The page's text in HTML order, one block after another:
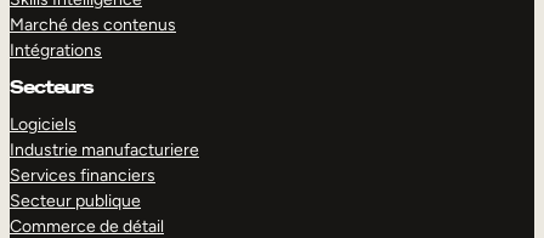
Marché des contenus
Intégrations
Secteurs
Logiciels
Industrie manufacturiere
Services financiers
Secteur publique
Commerce de détail